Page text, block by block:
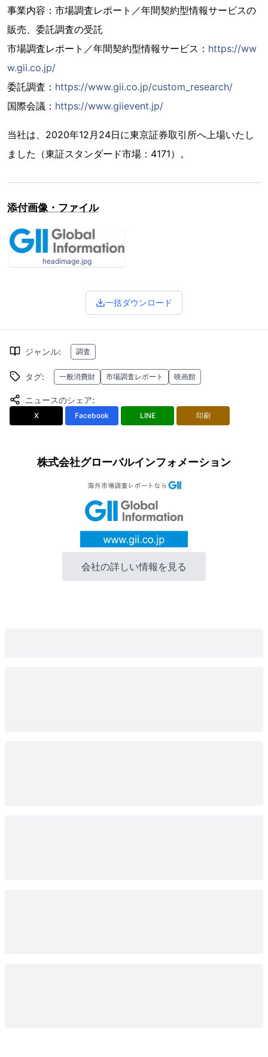
事業内容：市場調査レポート／年間契約型情報サービスの
販売、委託調査の受託
市場調査レポート／年間契約型情報サービス： https://ww
w.gii.co.jp/
委託調査： https://www.gii.co.jp/custom_research/
国際会議： https://www.giievent.jp/
当社は、2020年12月24日に東京証券取引所へ上場いたし
ました（東証スタンダード市場：4171）。
添付画像・ファイル
headimage.jpg
一括ダウンロード
ジャンル: 調査
タグ: 一般消費財 市場調査レポート 映画館
ニュースのシェア:
X Facebook LINE 印刷
株式会社グローバルインフォメーション
会社の詳しい情報を見る